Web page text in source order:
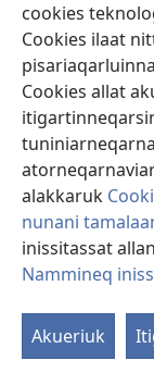
cookies
Cookies ilaat
Cookies allat
alakkaruk
nunani
inissitassat
Nammineq
Akueriuk
(opens
new
window)
(opens
new
window)JW Hub ®
(opens
new
window)
Copyright© 2026
ATUINERMUT